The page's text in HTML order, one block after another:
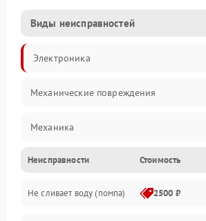
Виды неисправностей
Электроника
Механические повреждения
Механика
Электропитание
Водоснабжение
Неисправности Стоимость
Не сливает воду (помпа) 2500 ₽